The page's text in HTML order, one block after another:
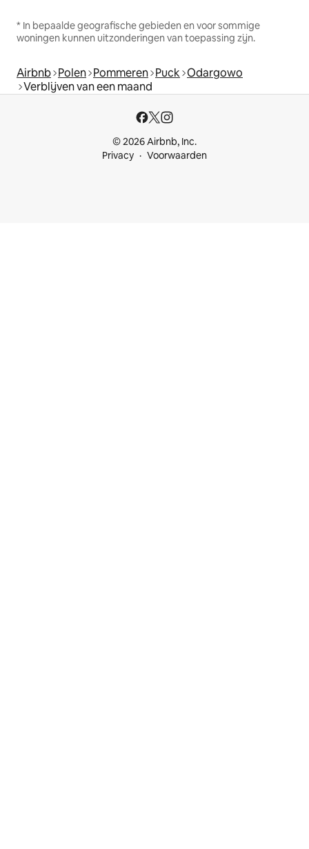
* In bepaalde geografische gebieden en voor sommige
woningen kunnen uitzonderingen van toepassing zijn.
Airbnb Polen Pommeren Puck Odargowo
Verblijven van een maand
© 2026 Airbnb, Inc.
Privacy
Voorwaarden